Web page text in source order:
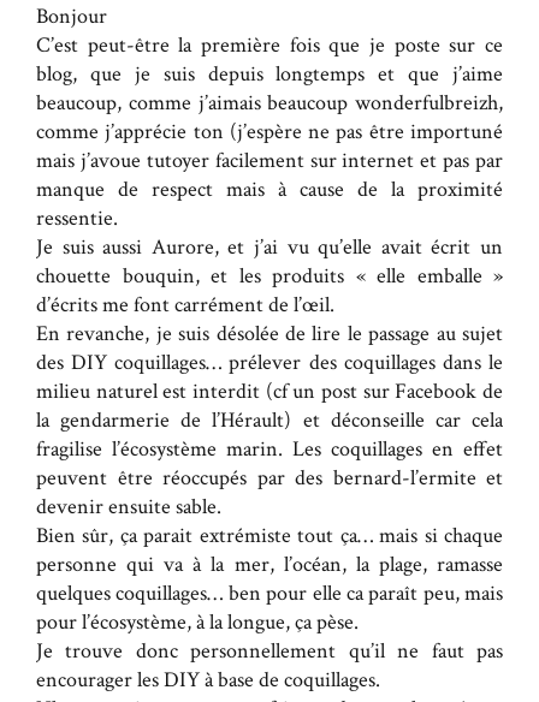
Bonjour
C’est peut-être la première fois que je poste sur ce
blog, que je suis depuis longtemps et que j’aime
beaucoup, comme j’aimais beaucoup wonderfulbreizh,
comme j’apprécie ton (j’espère ne pas être importuné
mais j’avoue tutoyer facilement sur internet et pas par
manque de respect mais à cause de la proximité
ressentie.
Je suis aussi Aurore, et j’ai vu qu’elle avait écrit un
chouette bouquin, et les produits « elle emballe »
d’écrits me font carrément de l’œil.
En revanche, je suis désolée de lire le passage au sujet
des DIY coquillages… prélever des coquillages dans le
milieu naturel est interdit (cf un post sur Facebook de
la gendarmerie de l’Hérault) et déconseille car cela
fragilise l’écosystème marin. Les coquillages en effet
peuvent être réoccupés par des bernard-l’ermite et
devenir ensuite sable.
Bien sûr, ça parait extrémiste tout ça… mais si chaque
personne qui va à la mer, l’océan, la plage, ramasse
quelques coquillages… ben pour elle ca paraît peu, mais
pour l’écosystème, à la longue, ça pèse.
Je trouve donc personnellement qu’il ne faut pas
encourager les DIY à base de coquillages.